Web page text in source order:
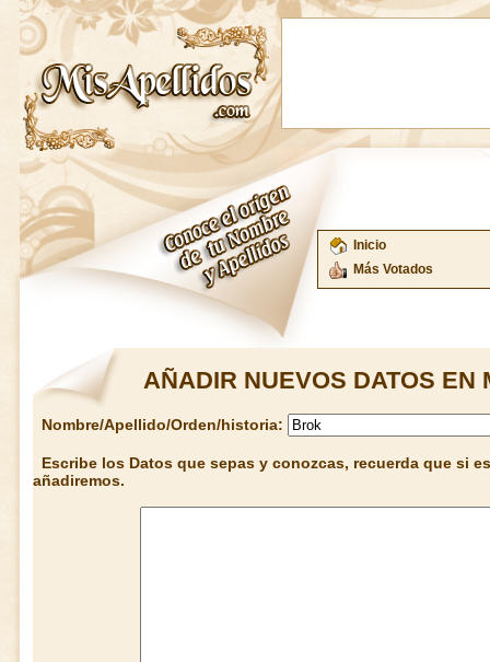
Inicio
Más Votados
AÑADIR NUEVOS DATOS EN
Nombre/Apellido/Orden/historia:
Escribe los Datos que sepas y conozcas, recuerda que si
añadiremos.